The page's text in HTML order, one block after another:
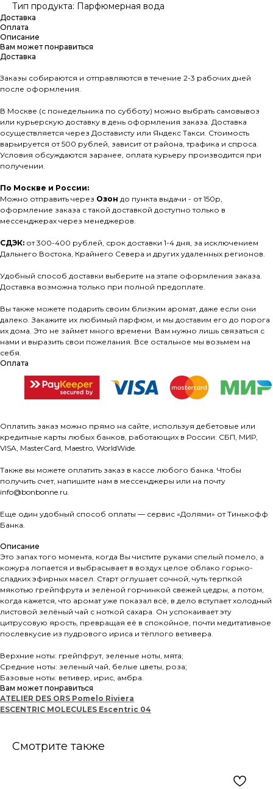
Тип продукта: Парфюмерная вода
Доставка
Оплата
Описание
Вам может понравиться
Доставка
Заказы собираются и отправляются в течение 2-3 рабочих дней
после оформления.
В Москве (с понедельника по субботу) можно выбрать самовывоз
или курьерскую доставку в день оформления заказа. Доставка
осуществляется через Достависту или Яндекс Такси. Стоимость
варьируется от 500 рублей, зависит от района, трафика и спроса.
Условия обсуждаются заранее, оплата курьеру производится при
получении.
По Москве и России:
Можно отправить через Озон до пункта выдачи - от 150р,
оформление заказа с такой доставкой доступно только в
мессенджерах через менеджеров.
СДЭК: от 300-400 рублей, срок доставки 1-4 дня, за исключением
Дальнего Востока, Крайнего Севера и других удаленных регионов.
Удобный способ доставки выберите на этапе оформления заказа.
Доставка возможна только при полной предоплате.
Вы также можете подарить своим близким аромат, даже если они
далеко. Закажите их любимый парфюм, и мы доставим его до порога
их дома. Это не займет много времени. Вам нужно лишь связаться с
нами и выразить свои пожелания. Все остальное мы возьмем на
себя.
Оплата
Оплатить заказ можно прямо на сайте, используя дебетовые или
кредитные карты любых банков, работающих в России: СБП, МИР,
VISA, MasterCard, Maestro, WorldWide.
Также вы можете оплатить заказ в кассе любого банка. Чтобы
получить счет, напишите нам в мессенджеры или на почту
info@bonbonne.ru.
Еще один удобный способ оплаты — сервис «Долями» от Тинькофф
Банка.
Описание
Это запах того момента, когда Вы чистите руками спелый помело, а
кожура лопается и выбрасывает в воздух целое облако горько-
сладких эфирных масел. Старт оглушает сочной, чуть терпкой
мякотью грейпфрута и зелёной горчинкой свежей цедры, а потом,
когда кажется, что аромат уже показал всё, в дело вступает холодный
листовой зелёный чай с ноткой сахара. Он успокаивает эту
цитрусовую ярость, превращая её в спокойное, почти медитативное
послевкусие из пудрового ириса и тёплого ветивера.
Верхние ноты: грейпфрут, зеленые ноты, мята;
Средние ноты: зеленый чай, белые цветы, роза;
Базовые ноты: ветивер, ирис, амбра.
Вам может понравиться
ATELIER DES ORS Pomelo Riviera
ESCENTRIC MOLECULES Escentric 04
Смотрите также